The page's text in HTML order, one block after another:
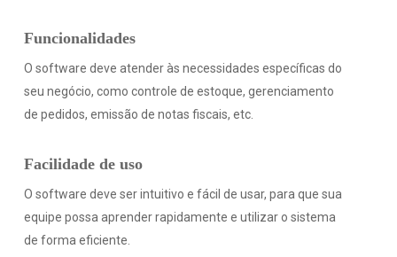
Funcionalidades
O software deve atender às necessidades específicas do
seu negócio, como controle de estoque, gerenciamento
de pedidos, emissão de notas fiscais, etc.
Facilidade de uso
O software deve ser intuitivo e fácil de usar, para que sua
equipe possa aprender rapidamente e utilizar o sistema
de forma eficiente.